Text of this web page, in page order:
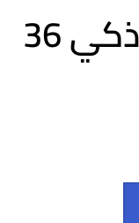
سكوتر كهربائي ذكي 36